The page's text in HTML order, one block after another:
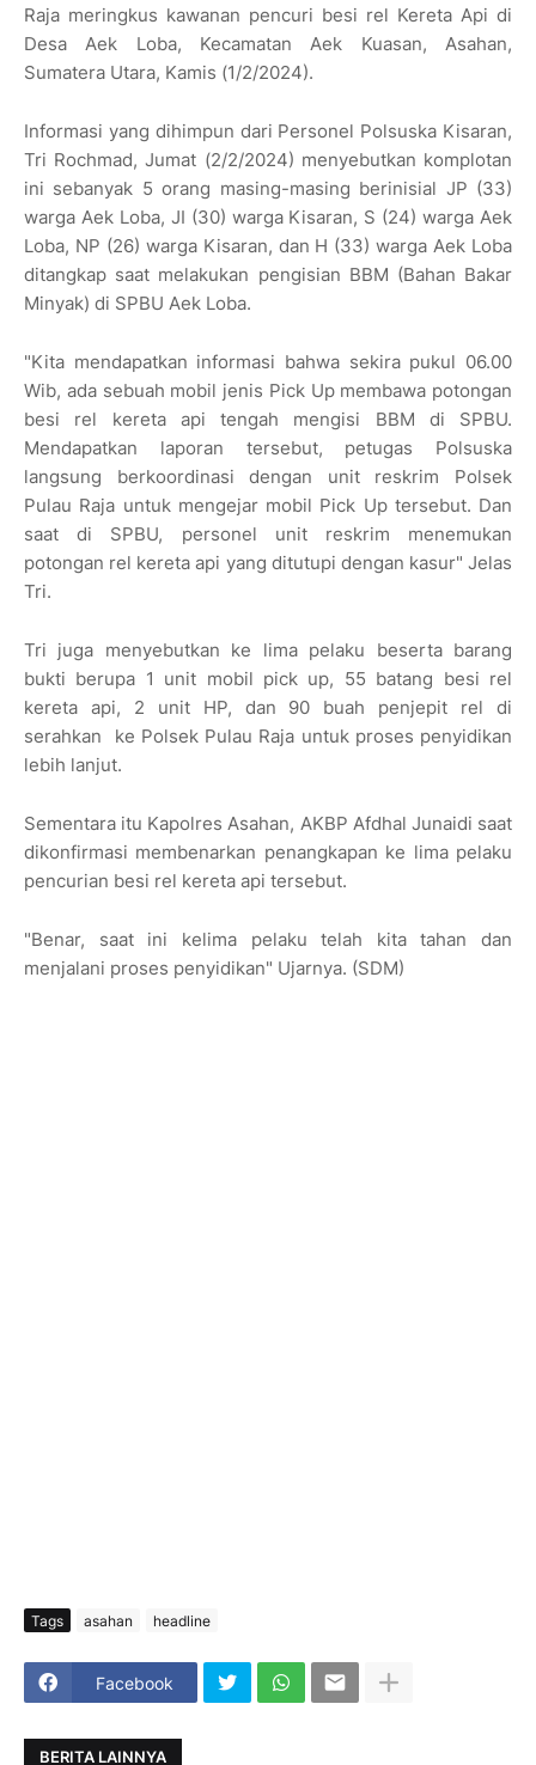
Raja meringkus kawanan pencuri besi rel Kereta Api di
Desa Aek Loba, Kecamatan Aek Kuasan, Asahan,
Sumatera Utara, Kamis (1/2/2024).
Informasi yang dihimpun dari Personel Polsuska Kisaran,
Tri Rochmad, Jumat (2/2/2024) menyebutkan komplotan
ini sebanyak 5 orang masing-masing berinisial JP (33)
warga Aek Loba, JI (30) warga Kisaran, S (24) warga Aek
Loba, NP (26) warga Kisaran, dan H (33) warga Aek Loba
ditangkap saat melakukan pengisian BBM (Bahan Bakar
Minyak) di SPBU Aek Loba.
"Kita mendapatkan informasi bahwa sekira pukul 06.00
Wib, ada sebuah mobil jenis Pick Up membawa potongan
besi rel kereta api tengah mengisi BBM di SPBU.
Mendapatkan laporan tersebut, petugas Polsuska
langsung berkoordinasi dengan unit reskrim Polsek
Pulau Raja untuk mengejar mobil Pick Up tersebut. Dan
saat di SPBU, personel unit reskrim menemukan
potongan rel kereta api yang ditutupi dengan kasur" Jelas
Tri.
Tri juga menyebutkan ke lima pelaku beserta barang
bukti berupa 1 unit mobil pick up, 55 batang besi rel
kereta api, 2 unit HP, dan 90 buah penjepit rel di
serahkan ke Polsek Pulau Raja untuk proses penyidikan
lebih lanjut.
Sementara itu Kapolres Asahan, AKBP Afdhal Junaidi saat
dikonfirmasi membenarkan penangkapan ke lima pelaku
pencurian besi rel kereta api tersebut.
"Benar, saat ini kelima pelaku telah kita tahan dan
menjalani proses penyidikan" Ujarnya. (SDM)
Tags asahan headline
Facebook
BERITA LAINNYA